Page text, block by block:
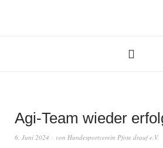
Agi-Team wieder
6. Juni 2024 von Hundesportverein Pfote drauf e.V.